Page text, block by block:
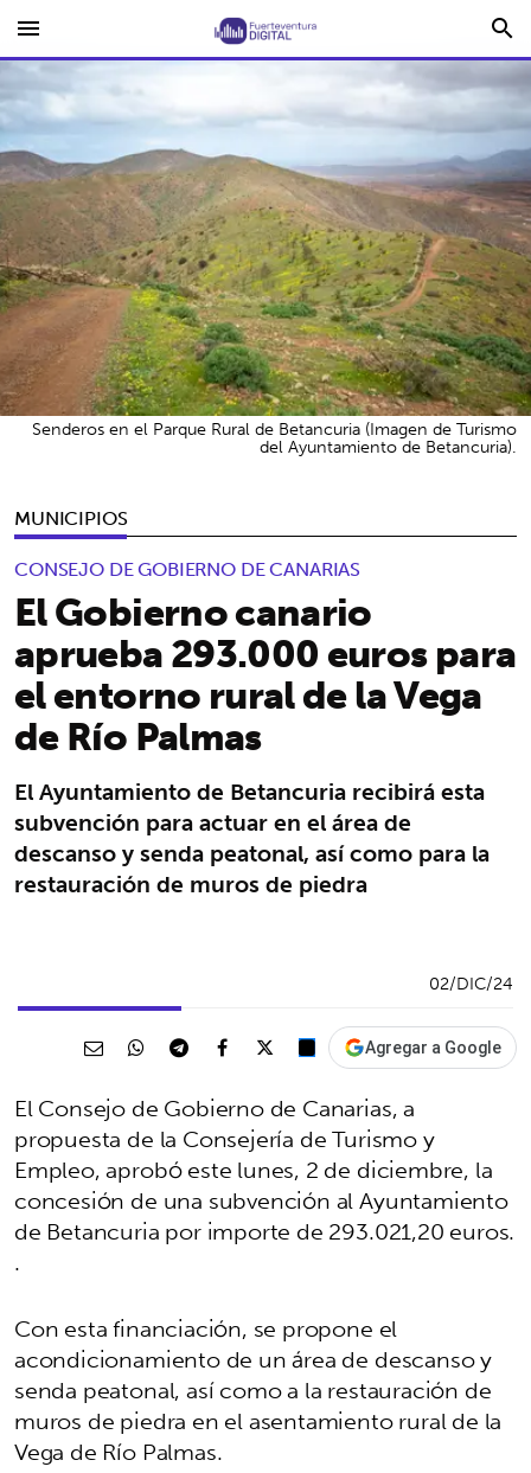
menu search
MUNICIPIOS
CONSEJO DE GOBIERNO DE CANARIAS
El Gobierno canario
aprueba 293.000 euros para
el entorno rural de la Vega
de Río Palmas
El Ayuntamiento de Betancuria recibirá esta
subvención para actuar en el área de
descanso y senda peatonal, así como para la
restauración de muros de piedra
Senderos en el Parque Rural de Betancuria (Imagen de Turismo
del Ayuntamiento de Betancuria).
02/DIC/24
Agregar a Google
El Consejo de Gobierno de Canarias, a
propuesta de la Consejería de Turismo y
Empleo, aprobó este lunes, 2 de diciembre, la
concesión de una subvención al Ayuntamiento
de Betancuria por importe de 293.021,20 euros.
.
Con esta financiación, se propone el
acondicionamiento de un área de descanso y
senda peatonal, así como a la restauración de
muros de piedra en el asentamiento rural de la
Vega de Río Palmas.